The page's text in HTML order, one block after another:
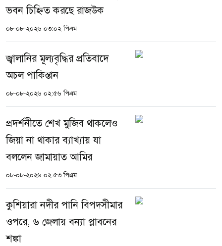
ভবন চিহ্নিত করছে রাজউক
০৮-০৮-২০২৬ ০৩:০২ পিএম
জ্বালানির মূল্যবৃদ্ধির প্রতিবাদে
অচল পাকিস্তান
০৮-০৮-২০২৬ ০২:৫৬ পিএম
প্রদর্শনীতে শেখ মুজিব থাকলেও
জিয়া না থাকার ব্যাখ্যায় যা
বললেন জামায়াত আমির
০৮-০৮-২০২৬ ০২:৫৩ পিএম
কুশিয়ারা নদীর পানি বিপদসীমার
ওপরে, ৬ জেলায় বন্যা প্লাবনের
শঙ্কা